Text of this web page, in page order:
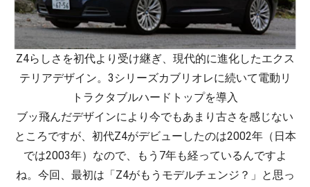
Z4らしさを初代より受け継ぎ、現代的に進化したエクス
テリアデザイン。3シリーズカブリオレに続いて電動リ
トラクタブルハードトップを導入
ブッ飛んだデザインにより今でもあまり古さを感じない
ところですが、初代Z4がデビューしたのは2002年（日本
では2003年）なので、もう7年も経っているんですよ
ね。今回、最初は「Z4がもうモデルチェンジ？」と思っ